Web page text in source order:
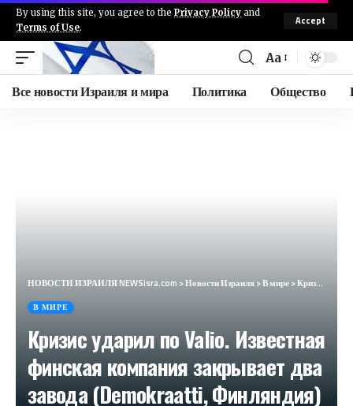
By using this site, you agree to the Privacy Policy and
Terms of Use.
Accept
Aa
Все новости Израиля и мира Политика Общество
НОВОСТИ ИЗРАИЛЯ NEWSisra.com >Новости Израиля>В мире>Кризис ударил по Valio. Известная финская компания закрывает два завода (Demokraatti, Финляндия)
В МИРЕ
Кризис ударил по Valio. Известная
финская компания закрывает два
завода (Demokraatti, Финляндия)